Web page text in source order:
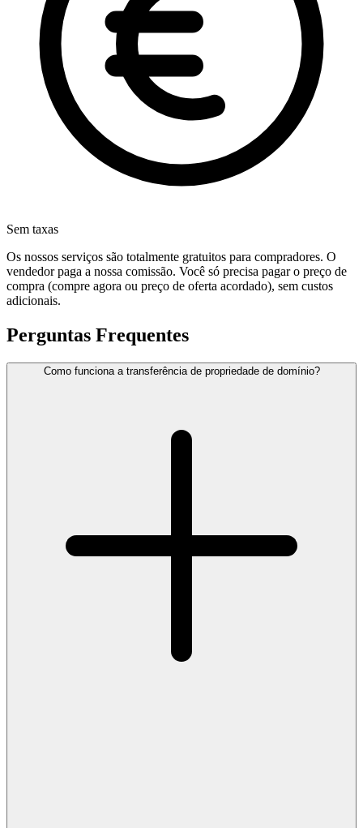
Sem taxas
Os nossos serviços são totalmente gratuitos para compradores. O
vendedor paga a nossa comissão. Você só precisa pagar o preço de
compra (compre agora ou preço de oferta acordado), sem custos
adicionais.
Perguntas Frequentes
Como funciona a transferência de propriedade de domínio?